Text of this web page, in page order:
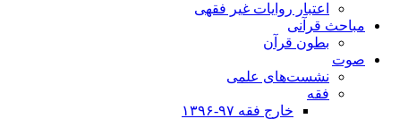
اعتبار روایات غیر فقهی
مباحث قرآنی
بطون قرآن
صوت
نشست‌های علمی
فقه
خارج فقه ۹۷-۱۳۹۶